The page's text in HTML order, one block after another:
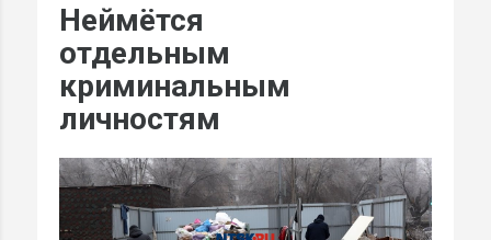
Неймётся
отдельным
криминальным
личностям